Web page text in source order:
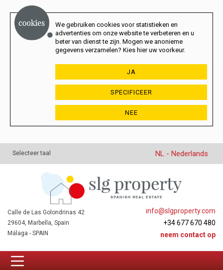
We gebruiken cookies voor statistieken en
advertenties om onze website te verbeteren en u
beter van dienst te zijn. Mogen we anonieme
gegevens verzamelen? Kies hier uw voorkeur.
JA
SPECIFICEER
NEE
Selecteer taal NL - Nederlands
info@slgproperty.com
+34 677 670 480
neem contact op
Calle de Las Golondrinas 42
29604, Marbella, Spain
Málaga - SPAIN